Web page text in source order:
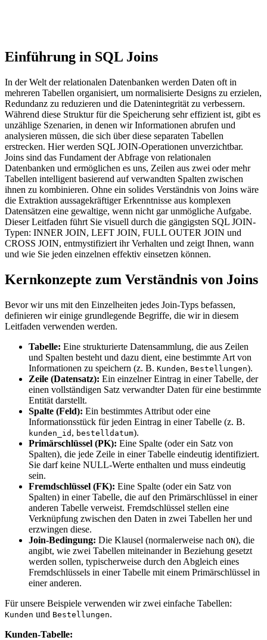
Einführung in SQL Joins
In der Welt der relationalen Datenbanken werden Daten oft in
mehreren Tabellen organisiert, um normalisierte Designs zu erzielen,
Redundanz zu reduzieren und die Datenintegrität zu verbessern.
Während diese Struktur für die Speicherung sehr effizient ist, gibt es
unzählige Szenarien, in denen wir Informationen abrufen und
analysieren müssen, die sich über diese separaten Tabellen
erstrecken. Hier werden SQL JOIN-Operationen unverzichtbar.
Joins sind das Fundament der Abfrage von relationalen
Datenbanken und ermöglichen es uns, Zeilen aus zwei oder mehr
Tabellen intelligent basierend auf verwandten Spalten zwischen
ihnen zu kombinieren. Ohne ein solides Verständnis von Joins wäre
die Extraktion aussagekräftiger Erkenntnisse aus komplexen
Datensätzen eine gewaltige, wenn nicht gar unmögliche Aufgabe.
Dieser Leitfaden führt Sie visuell durch die gängigsten SQL JOIN-
Typen: INNER JOIN, LEFT JOIN, FULL OUTER JOIN und
CROSS JOIN, entmystifiziert ihr Verhalten und zeigt Ihnen, wann
und wie Sie jeden einzelnen effektiv einsetzen können.
Kernkonzepte zum Verständnis von Joins
Bevor wir uns mit den Einzelheiten jedes Join-Typs befassen,
definieren wir einige grundlegende Begriffe, die wir in diesem
Leitfaden verwenden werden.
Tabelle: Eine strukturierte Datensammlung, die aus Zeilen
und Spalten besteht und dazu dient, eine bestimmte Art von
Informationen zu speichern (z. B. Kunden, Bestellungen).
Zeile (Datensatz): Ein einzelner Eintrag in einer Tabelle, der
einen vollständigen Satz verwandter Daten für eine bestimmte
Entität darstellt.
Spalte (Feld): Ein bestimmtes Attribut oder eine
Informationsstück für jeden Eintrag in einer Tabelle (z. B.
kunden_id , bestelldatum).
Primärschlüssel (PK): Eine Spalte (oder ein Satz von
Spalten), die jede Zeile in einer Tabelle eindeutig identifiziert.
Sie darf keine NULL-Werte enthalten und muss eindeutig
sein.
Fremdschlüssel (FK): Eine Spalte (oder ein Satz von
Spalten) in einer Tabelle, die auf den Primärschlüssel in einer
anderen Tabelle verweist. Fremdschlüssel stellen eine
Verknüpfung zwischen den Daten in zwei Tabellen her und
erzwingen diese.
Join-Bedingung: Die Klausel (normalerweise nach ON), die
angibt, wie zwei Tabellen miteinander in Beziehung gesetzt
werden sollen, typischerweise durch den Abgleich eines
Fremdschlüssels in einer Tabelle mit einem Primärschlüssel in
einer anderen.
Für unsere Beispiele verwenden wir zwei einfache Tabellen:
Kunden und Bestellungen.
Kunden-Tabelle: